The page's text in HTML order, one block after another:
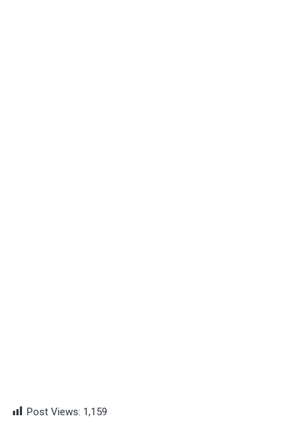
Post Views: 1,159